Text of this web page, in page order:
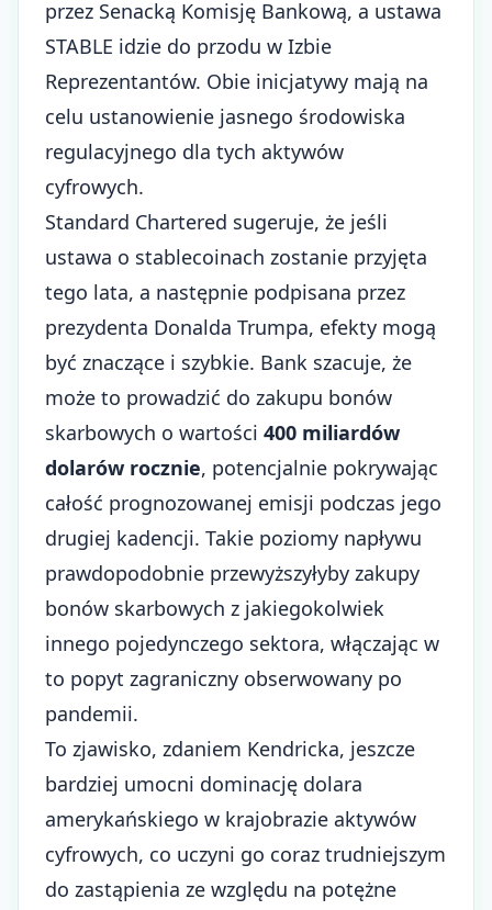
przez Senacką Komisję Bankową, a ustawa
STABLE idzie do przodu w Izbie
Reprezentantów. Obie inicjatywy mają na
celu ustanowienie jasnego środowiska
regulacyjnego dla tych aktywów
cyfrowych.
Standard Chartered sugeruje, że jeśli
ustawa o stablecoinach zostanie przyjęta
tego lata, a następnie podpisana przez
prezydenta Donalda Trumpa, efekty mogą
być znaczące i szybkie. Bank szacuje, że
może to prowadzić do zakupu bonów
skarbowych o wartości 400 miliardów
dolarów rocznie, potencjalnie pokrywając
całość prognozowanej emisji podczas jego
drugiej kadencji. Takie poziomy napływu
prawdopodobnie przewyższyłyby zakupy
bonów skarbowych z jakiegokolwiek
innego pojedynczego sektora, włączając w
to popyt zagraniczny obserwowany po
pandemii.
To zjawisko, zdaniem Kendricka, jeszcze
bardziej umocni dominację dolara
amerykańskiego w krajobrazie aktywów
cyfrowych, co uczyni go coraz trudniejszym
do zastąpienia ze względu na potężne